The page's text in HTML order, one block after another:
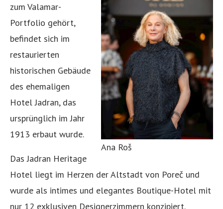
Ana Roš
zum Valamar-
Portfolio gehört,
befindet sich im
restaurierten
historischen Gebäude
des ehemaligen
Hotel Jadran, das
ursprünglich im Jahr
1913 erbaut wurde.
Das Jadran Heritage
Hotel liegt im Herzen der Altstadt von Poreč und
wurde als intimes und elegantes Boutique-Hotel mit
nur 12 exklusiven Designerzimmern konzipiert.